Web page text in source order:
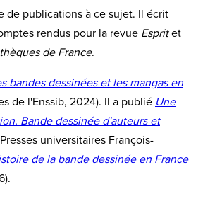
de publications à ce sujet. Il écrit
rendus pour la revue Espritet
de France.
bandes dessinées et les mangas en
de l'Enssib, 2024). Il a publié Une
Bande dessinée d'auteurs et
universitaires François-
de la bande dessinée en France